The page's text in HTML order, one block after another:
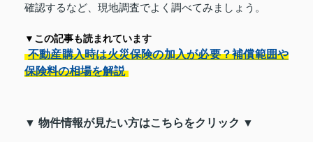
確認するなど、現地調査でよく調べてみましょう。
▼この記事も読まれています
不動産購入時は火災保険の加入が必要？補償範囲や
保険料の相場を解説
▼ 物件情報が見たい方はこちらをクリック ▼